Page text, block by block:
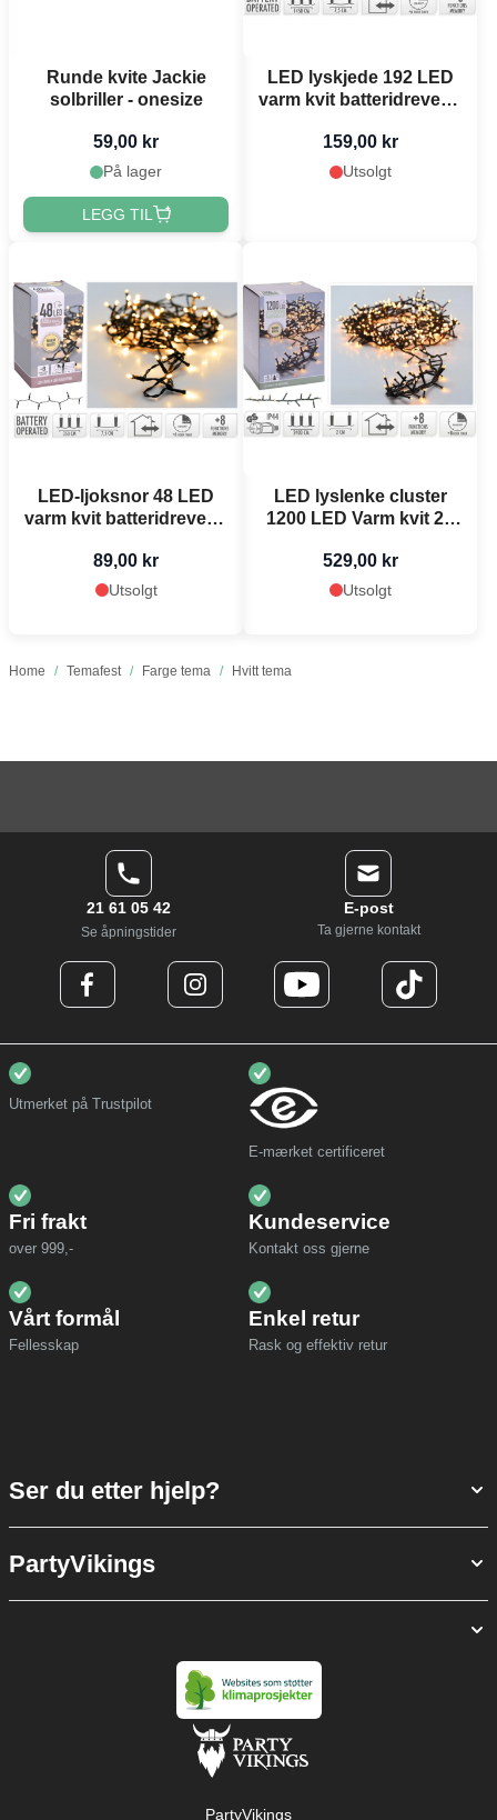
Home / Temafest / Farge tema / Hvitt tema
Runde kvite Jackie
solbriller - onesize
59,00 kr
På lager
LEGG TIL
LED lyskjede 192 LED
varm kvit batteridreven -
159,00 kr
Utsolgt
LED-ljoksnor 48 LED
varm kvit batteridreven -
89,00 kr
Utsolgt
LED lyslenke cluster
1200 LED Varm kvit 24
529,00 kr
Utsolgt
21 61 05 42
Se åpningstider
E-post
Ta gjerne kontakt
Utmerket på Trustpilot
E-mærket certificeret
Fri frakt
over 999,-
Kundeservice
Kontakt oss gjerne
Vårt formål
Fellesskap
Enkel retur
Rask og effektiv retur
Ser du etter hjelp?
PartyVikings
PartyVikings